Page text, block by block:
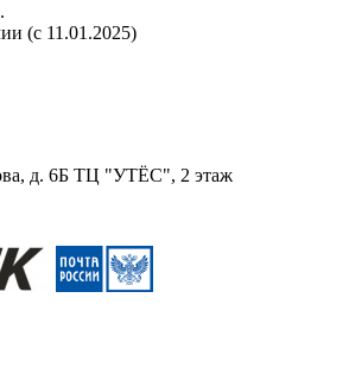
(с 11.01.2025)
д. 6Б ТЦ "УТЁС", 2 этаж